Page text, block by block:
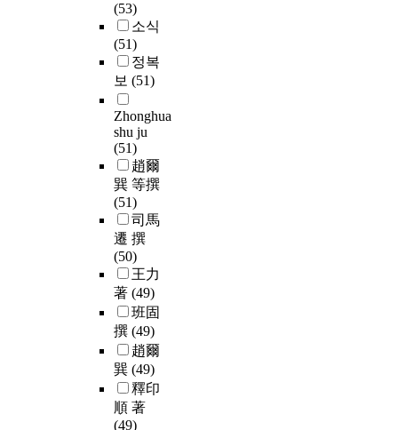
(53)
소식
(51)
정복
보 (51)
Zhonghua
shu ju
(51)
趙爾
巽 等撰
(51)
司馬
遷 撰
(50)
王力
著 (49)
班固
撰 (49)
趙爾
巽 (49)
釋印
順 著
(49)